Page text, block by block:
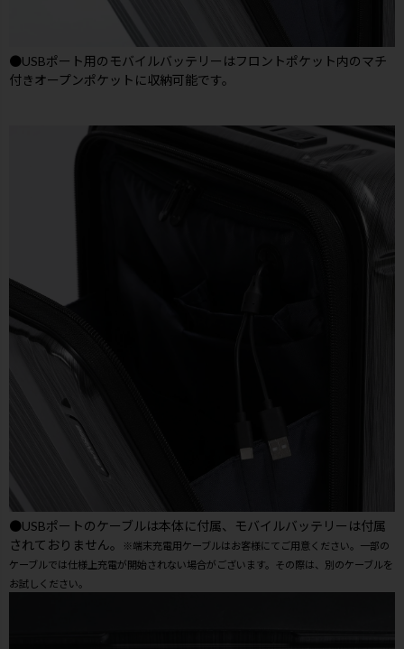
●USBポート用のモバイルバッテリーはフロントポケット内のマチ
付きオープンポケットに収納可能です。
●USBポートのケーブルは本体に付属、モバイルバッテリーは付属
されておりません。
※端末充電用ケーブルはお客様にてご用意ください。一部の
ケーブルでは仕様上充電が開始されない場合がございます。その際は、別のケーブルを
お試しください。